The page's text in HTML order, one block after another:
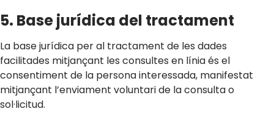
5. Base jurídica del tractament
La base jurídica per al tractament de les dades
facilitades mitjançant les consultes en línia és el
consentiment de la persona interessada, manifestat
mitjançant l’enviament voluntari de la consulta o
sol·licitud.